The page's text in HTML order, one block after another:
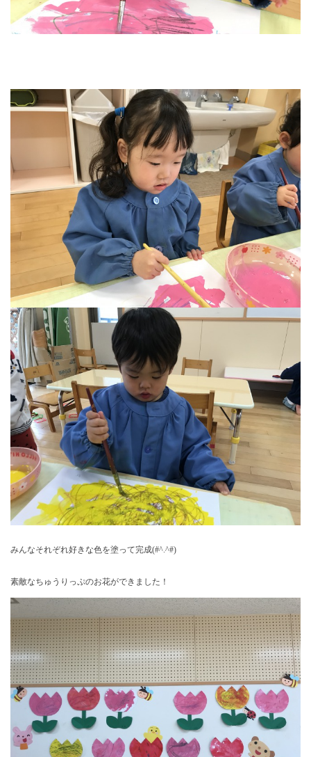
みんなそれぞれ好きな色を塗って完成(#^.^#)
素敵なちゅうりっぷのお花ができました！